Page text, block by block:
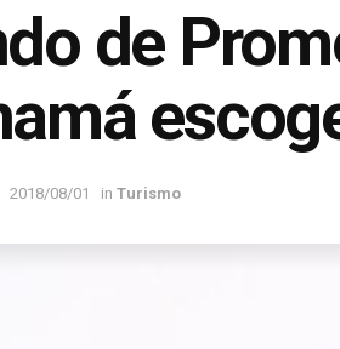
de
2018/08/01 in Turismo